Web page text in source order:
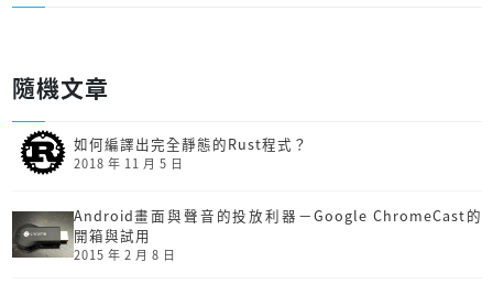
隨機文章
如何編譯出完全靜態的Rust程式？
2018 年 11 月 5 日
Android畫面與聲音的投放利器－Google ChromeCast的
開箱與試用
2015 年 2 月 8 日